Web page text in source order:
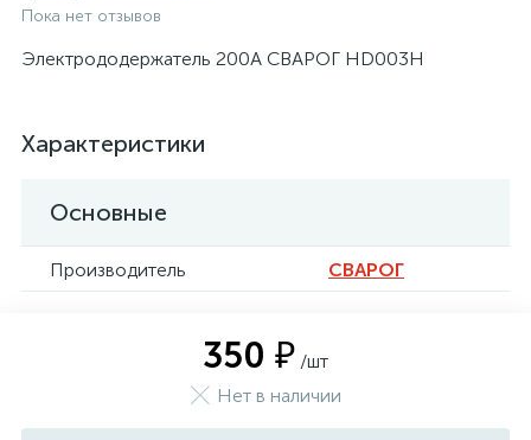
Пока нет отзывов
Электрододержатель 200А СВАРОГ HD003H
Характеристики
Основные
Производитель СВАРОГ
350 ₽ /шт
Нет в наличии